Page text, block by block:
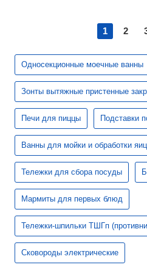
1 2
Односекционные моечные ванны
Зонты вытяжные пристенные
Печи для пиццы Подставки
Ванны для мойки и обработки яиц
Тележки для сбора посуды
Мармиты для первых блюд
Тележки-шпильки ТШГп
Сковороды электрические